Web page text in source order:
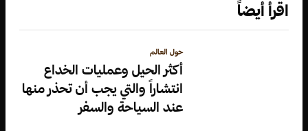
اقرأ أيضاً
حول العالم
أكثر الحيل وعمليات الخداع
انتشاراً والتي يجب أن تحذر منها
عند السياحة والسفر